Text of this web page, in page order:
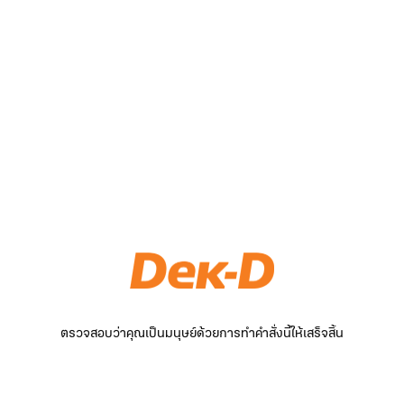
ตรวจสอบว่าคุณเป็นมนุษย์ด้วยการทำคำสั่งนี้ให้เสร็จสิ้น